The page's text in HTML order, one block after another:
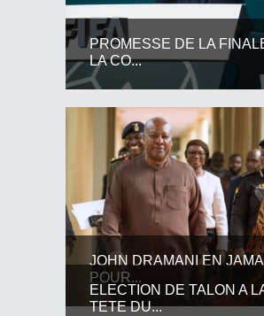
PROMESSE DE LA
LA CO...
JOHN DRAMANI EN
POUR...
ELECTION DE TALON A
TETE DU...